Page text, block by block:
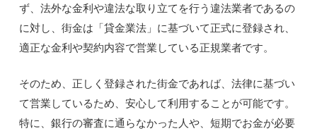
ず、法外な金利や違法な取り立てを行う違法業者であるの
に対し、街金は「貸金業法」に基づいて正式に登録され、
適正な金利や契約内容で営業している正規業者です。
そのため、正しく登録された街金であれば、法律に基づい
て営業しているため、安心して利用することが可能です。
特に、銀行の審査に通らなかった人や、短期でお金が必要